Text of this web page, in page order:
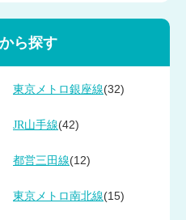
ら探す
東京メトロ銀座線(32)
JR山手線(42)
都営三田線(12)
東京メトロ南北線(15)